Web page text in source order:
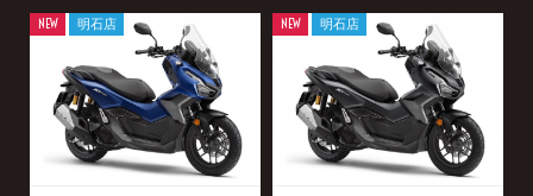
NEW 明石店 NEW 明石店